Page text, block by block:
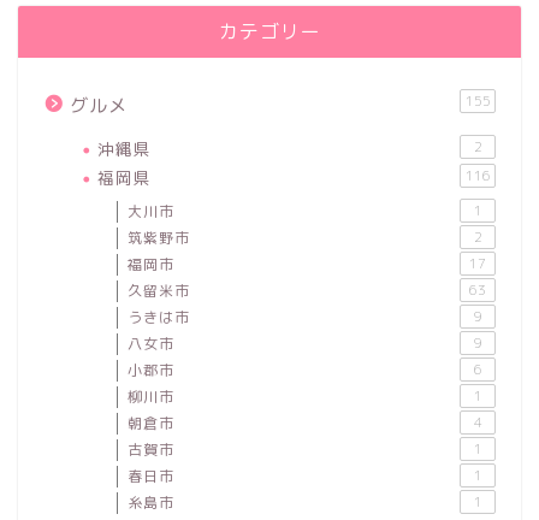
カテゴリー
グルメ 155
沖縄県 2
福岡県 116
大川市 1
筑紫野市 2
福岡市 17
久留米市 63
うきは市 9
八女市 9
小郡市 6
柳川市 1
朝倉市 4
古賀市 1
春日市 1
糸島市 1